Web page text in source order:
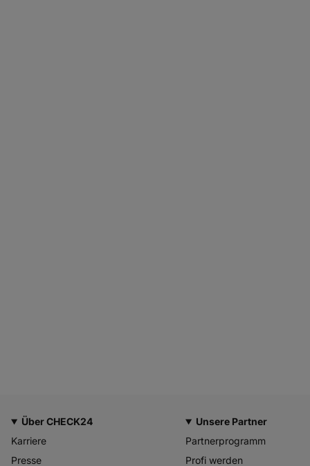
Über CHECK24
Karriere
Presse
Unsere Partner
Partnerprogramm
Profi werden